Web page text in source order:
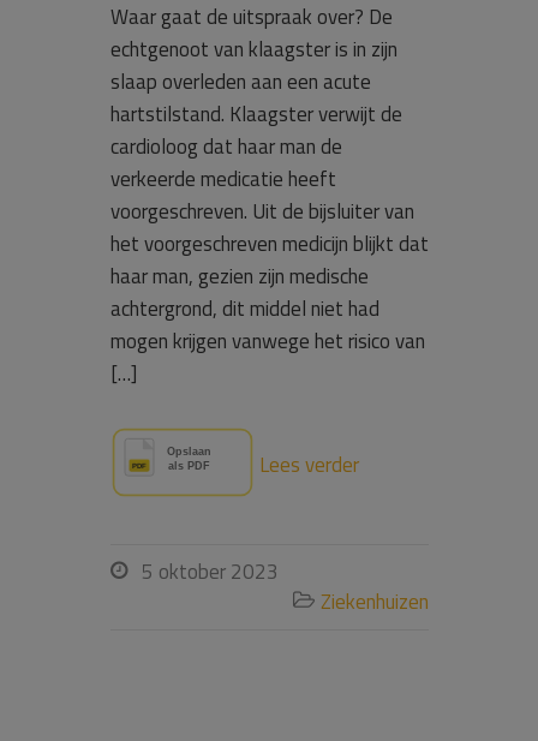
Waar gaat de uitspraak over? De
echtgenoot van klaagster is in zijn
slaap overleden aan een acute
hartstilstand. Klaagster verwijt de
cardioloog dat haar man de
verkeerde medicatie heeft
voorgeschreven. Uit de bijsluiter van
het voorgeschreven medicijn blijkt dat
haar man, gezien zijn medische
achtergrond, dit middel niet had
mogen krijgen vanwege het risico van
[…]
Lees verder
 5 oktober 2023
 Ziekenhuizen